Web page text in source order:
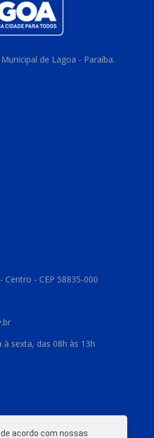
de Lagoa - Paraíba.
Centro - CEP 58835-000
à sexta, das 08h às 13h
acordo com nossas